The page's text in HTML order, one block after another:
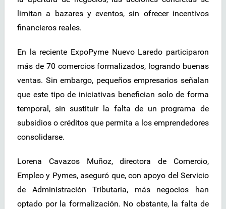
limitan a bazares y eventos, sin ofrecer incentivos
financieros reales.
En la reciente ExpoPyme Nuevo Laredo participaron
más de 70 comercios formalizados, logrando buenas
ventas. Sin embargo, pequeños empresarios señalan
que este tipo de iniciativas benefician solo de forma
temporal, sin sustituir la falta de un programa de
subsidios o créditos que permita a los emprendedores
consolidarse.
Lorena Cavazos Muñoz, directora de Comercio,
Empleo y Pymes, aseguró que, con apoyo del Servicio
de Administración Tributaria, más negocios han
optado por la formalización. No obstante, la falta de